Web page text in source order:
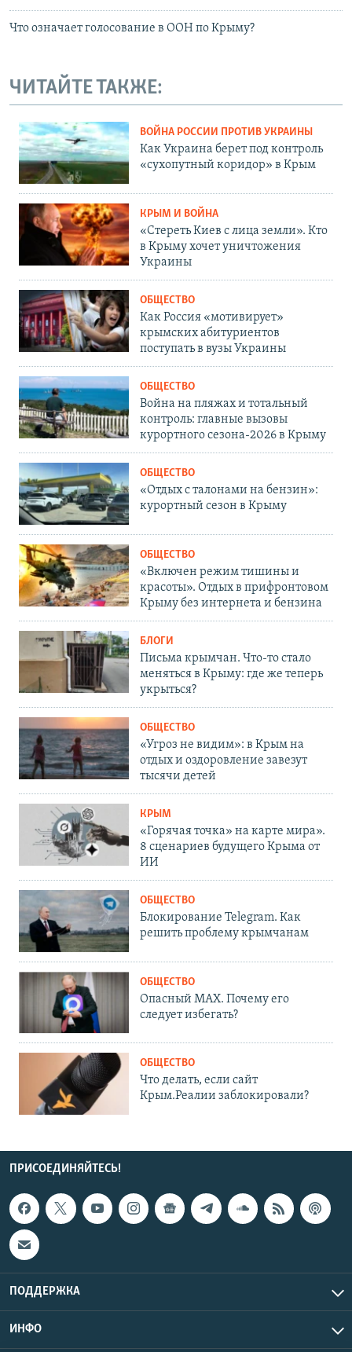
Что означает голосование в ООН по Крыму?
ЧИТАЙТЕ ТАКЖЕ:
ВОЙНА РОССИИ ПРОТИВ УКРАИНЫ
Как Украина берет под контроль
«сухопутный коридор» в Крым
КРЫМ И ВОЙНА
«Стереть Киев с лица земли». Кто
в Крыму хочет уничтожения
Украины
ОБЩЕСТВО
Как Россия «мотивирует»
крымских абитуриентов
поступать в вузы Украины
ОБЩЕСТВО
Война на пляжах и тотальный
контроль: главные вызовы
курортного сезона-2026 в Крыму
ОБЩЕСТВО
«Отдых с талонами на бензин»:
курортный сезон в Крыму
ОБЩЕСТВО
«Включен режим тишины и
красоты». Отдых в прифронтовом
Крыму без интернета и бензина
БЛОГИ
Письма крымчан. Что-то стало
меняться в Крыму: где же теперь
укрыться?
ОБЩЕСТВО
«Угроз не видим»: в Крым на
отдых и оздоровление завезут
тысячи детей
КРЫМ
«Горячая точка» на карте мира».
8 сценариев будущего Крыма от
ИИ
ОБЩЕСТВО
Блокирование Telegram. Как
решить проблему крымчанам
ОБЩЕСТВО
Опасный MAX. Почему его
следует избегать?
ОБЩЕСТВО
Что делать, если сайт
Крым.Реалии заблокировали?
ПРИСОЕДИНЯЙТЕСЬ!
ПОДДЕРЖКА
ИНФО